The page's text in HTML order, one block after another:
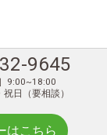
9645
9:00~18:00
祝日（要相談）
はこちら